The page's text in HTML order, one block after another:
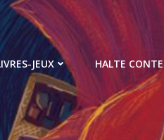
JEUX HALTE CONTE